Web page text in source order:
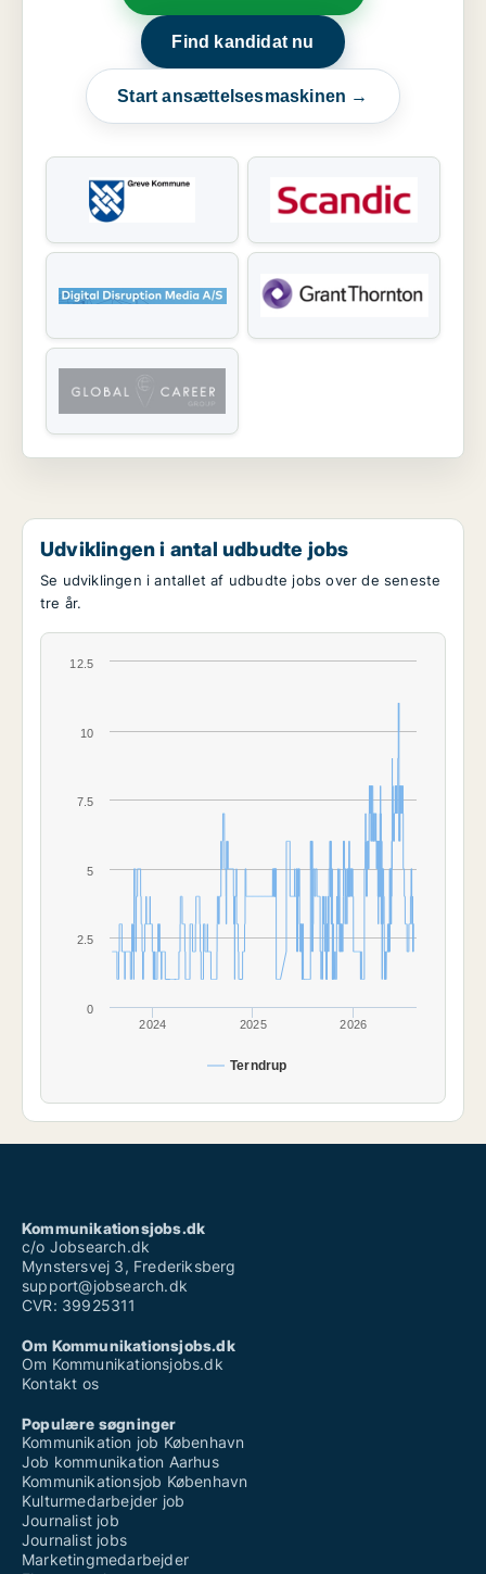
Find kandidat nu
Start ansættelsesmaskinen →
Udviklingen i antal udbudte jobs
Se udviklingen i antallet af udbudte jobs over de seneste
tre år.
Terndrup
2024 2025 2026
0
10
2.5
5
7.5
12.5
Kommunikationsjobs.dk
c/o Jobsearch.dk
Mynstersvej 3, Frederiksberg
support@jobsearch.dk
CVR: 39925311
Om Kommunikationsjobs.dk
Om Kommunikationsjobs.dk
Kontakt os
Populære søgninger
Kommunikation job København
Job kommunikation Aarhus
Kommunikationsjob København
Kulturmedarbejder job
Journalist job
Journalist jobs
Marketingmedarbejder